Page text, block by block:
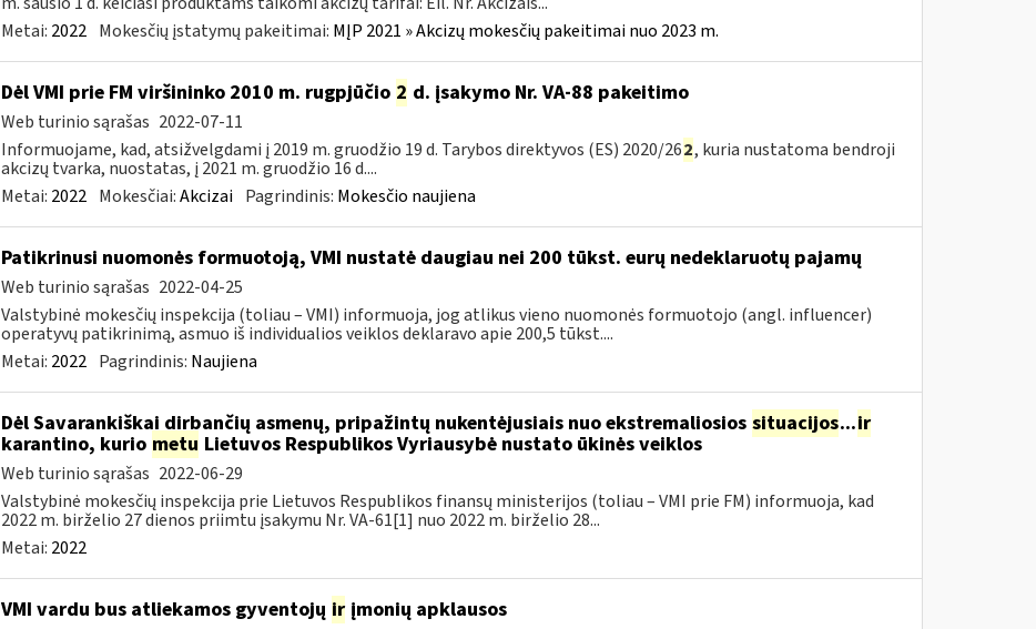
Metai: 2022 Mokesčių įstatymų pakeitimai: MĮP 2021 » Akcizų mokesčių pakeitimai nuo 2023 m.
Dėl VMI prie FM viršininko 2010 m. rugpjūčio 2 d. įsakymo Nr. VA-88 pakeitimo
Web turinio sąrašas 2022-07-11
Informuojame, kad, atsižvelgdami į 2019 m. gruodžio 19 d. Tarybos direktyvos (ES) 2020/262, kuria nustatoma bendroji
akcizų tvarka, nuostatas, į 2021 m. gruodžio 16 d....
Metai: 2022 Mokesčiai:Akcizai Pagrindinis: Mokesčio naujiena
Patikrinusi nuomonės formuotoją, VMI nustatė daugiau nei 200 tūkst. eurų nedeklaruotų pajamų
Web turinio sąrašas 2022-04-25
Valstybinė mokesčių inspekcija (toliau – VMI) informuoja, jog atlikus vieno nuomonės formuotojo (angl. influencer)
operatyvų patikrinimą, asmuo iš individualios veiklos deklaravo apie 200,5 tūkst....
Metai: 2022 Pagrindinis: Naujiena
Dėl Savarankiškai dirbančių asmenų, pripažintų nukentėjusiais nuo ekstremaliosios situacijos...ir
karantino, kurio metu Lietuvos Respublikos Vyriausybė nustato ūkinės veiklos
Web turinio sąrašas 2022-06-29
Valstybinė mokesčių inspekcija prie Lietuvos Respublikos finansų ministerijos (toliau – VMI prie FM) informuoja, kad
2022 m. birželio 27 dienos priimtu įsakymu Nr. VA-61[1] nuo 2022 m. birželio 28...
Metai: 2022
VMI vardu bus atliekamos gyventojų irįmonių apklausos